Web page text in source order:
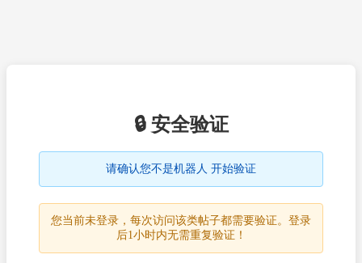
🔒 安全验证
请确认您不是机器人 开始验证
您当前未登录，每次访问该类帖子都需要验证。登录
后1小时内无需重复验证！